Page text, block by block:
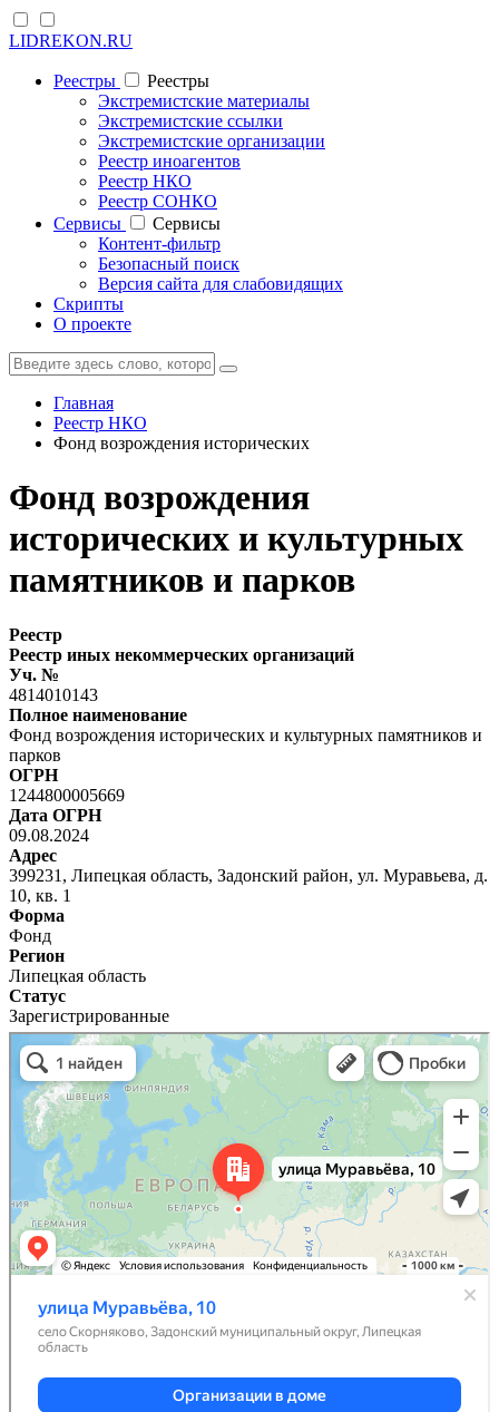
LIDREKON.RU
Реестры
Реестры
Экстремистские материалы
Экстремистские ссылки
Экстремистские организации
Реестр иноагентов
Реестр НКО
Реестр СОНКО
Cервисы
Cервисы
Контент-фильтр
Безопасный поиск
Версия сайта для слабовидящих
Скрипты
О проекте
Главная
Реестр НКО
Фонд возрождения исторических
Фонд возрождения
исторических и культурных
памятников и парков
Реестр
Реестр иных некоммерческих организаций
Уч. №
4814010143
Полное наименование
Фонд возрождения исторических и культурных памятников и
парков
ОГРН
1244800005669
Дата ОГРН
09.08.2024
Адрес
399231, Липецкая область, Задонский район, ул. Муравьева, д.
10, кв. 1
Форма
Фонд
Регион
Липецкая область
Статус
Зарегистрированные